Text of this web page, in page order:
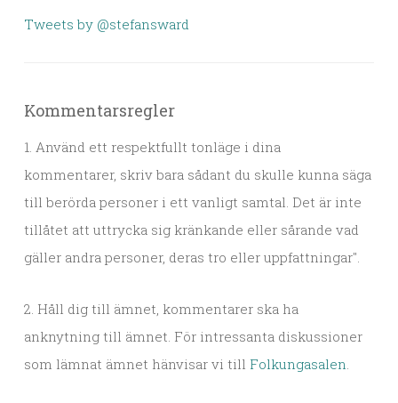
Tweets by @stefansward
Kommentarsregler
1. Använd ett respektfullt tonläge i dina
kommentarer, skriv bara sådant du skulle kunna säga
till berörda personer i ett vanligt samtal. Det är inte
tillåtet att uttrycka sig kränkande eller sårande vad
gäller andra personer, deras tro eller uppfattningar".
2. Håll dig till ämnet, kommentarer ska ha
anknytning till ämnet. För intressanta diskussioner
som lämnat ämnet hänvisar vi till Folkungasalen.